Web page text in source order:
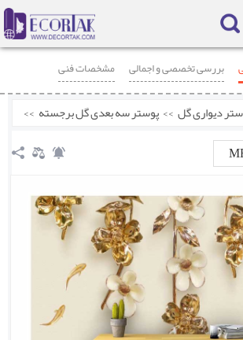
بررسی تخصصی و اجمالی
مشخصات فنی
محصولات مرتبط
دیواری گل >> پوستر سه بعدی گل برجسته >>